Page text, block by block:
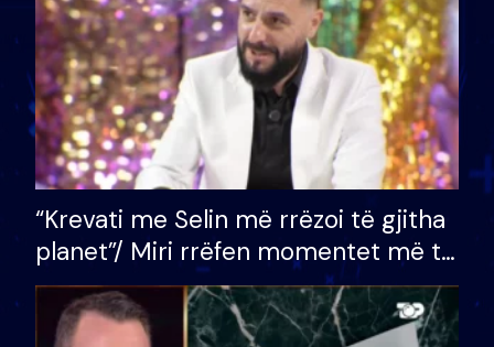
“Krevati me Selin më rrëzoi të gjitha
planet”/ Miri rrëfen momentet më të
bukura në shtëpinë e BB VIP: Do më
mungojë zilja e mëngjesit kur…